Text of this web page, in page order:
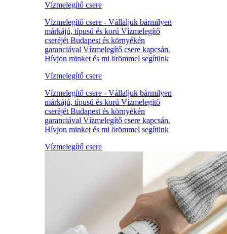
Vízmelegítő csere
Vízmelegítő csere - Vállaljuk bármilyen
márkájú, típusú és korú Vízmelegítő
cseréjét Budapest és környékén
garanciával Vízmelegítő csere kapcsán.
Hívjon minket és mi örömmel segítünk
Vízmelegítő csere
Vízmelegítő csere - Vállaljuk bármilyen
márkájú, típusú és korú Vízmelegítő
cseréjét Budapest és környékén
garanciával Vízmelegítő csere kapcsán.
Hívjon minket és mi örömmel segítünk
Vízmelegítő csere